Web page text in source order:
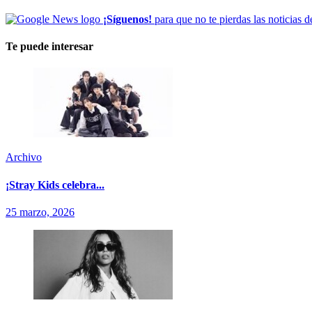
¡Síguenos! para que no te pierdas las noticias
Te puede interesar
Archivo
¡Stray Kids celebra...
25 marzo, 2026